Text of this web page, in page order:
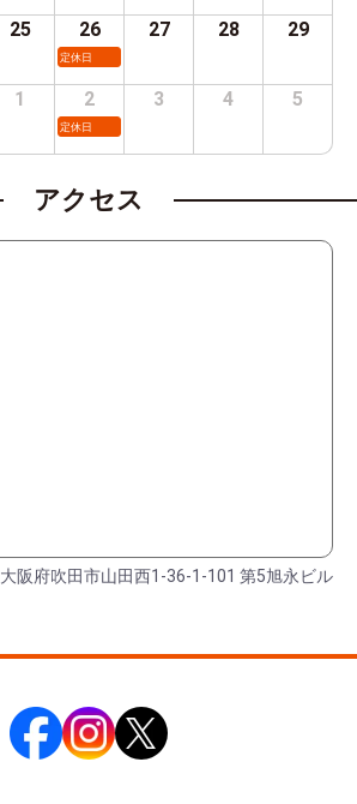
25 26
定休日
27 28 29
1 2
定休日
3 4 5
アクセス
大阪府吹田市山田西1-36-1-101 第5旭永ビル